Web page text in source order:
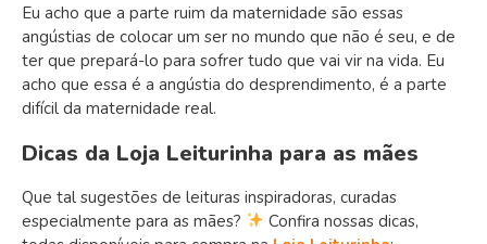
Eu acho que a parte ruim da maternidade são essas
angústias de colocar um ser no mundo que não é seu, e de
ter que prepará-lo para sofrer tudo que vai vir na vida. Eu
acho que essa é a angústia do desprendimento, é a parte
difícil da maternidade real.
Dicas da Loja Leiturinha para as mães
Que tal sugestões de leituras inspiradoras, curadas
especialmente para as mães?
Confira nossas dicas,